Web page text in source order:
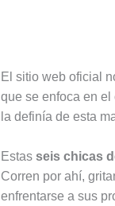
El sitio web oficial
que se enfoca en
la definía de esta
Estas seis chicas
Corren por ahí,
enfrentarse a sus